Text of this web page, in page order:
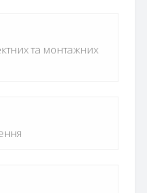
та монтажних